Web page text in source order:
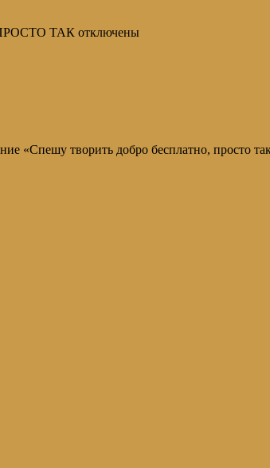
ТАК отключены
«Спешу творить добро бесплатно, просто